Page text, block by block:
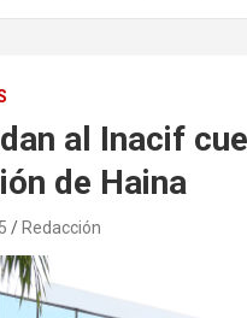
al Inacif
de Haina
Redacción